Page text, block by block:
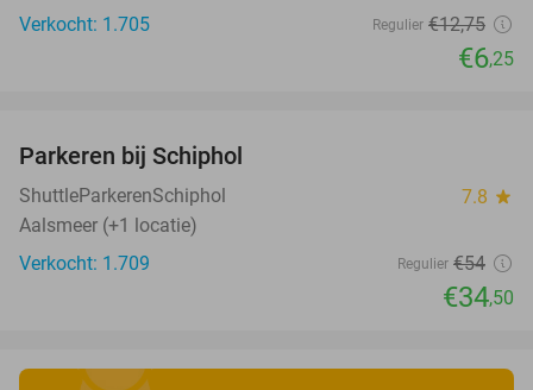
Verkocht: 1.705
Regulier €12,75
€6,25
Parkeren bij Schiphol
ShuttleParkerenSchiphol 7.8 star
Aalsmeer (+1 locatie)
Verkocht: 1.709
Regulier €54
€34,50